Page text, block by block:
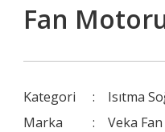
Fan
Kategori Isıtma
Marka
Veka